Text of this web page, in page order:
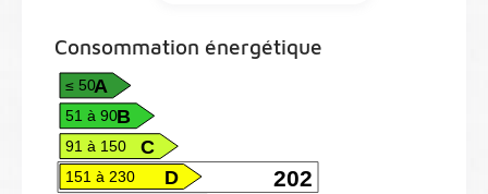
Consommation énergétique
A
≤ 50
B
51 à 90
C
91 à 150
202
D
151 à 230